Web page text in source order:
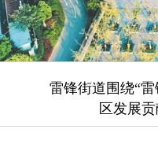
雷锋街道围绕“雷
区发展